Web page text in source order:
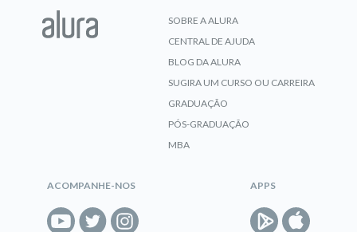
SOBRE A ALURA
CENTRAL DE AJUDA
BLOG DA ALURA
SUGIRA UM CURSO OU CARREIRA
GRADUAÇÃO
PÓS-GRADUAÇÃO
MBA
ACOMPANHE-NOS APPS